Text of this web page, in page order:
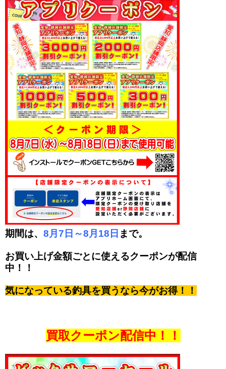
期間は、 8月7日～8月18日 まで。
お買い上げ金額ごとに使えるクーポンが配信
中！！
気になっている釣具を買うなら今がお得！！
買取クーポン配信中！！